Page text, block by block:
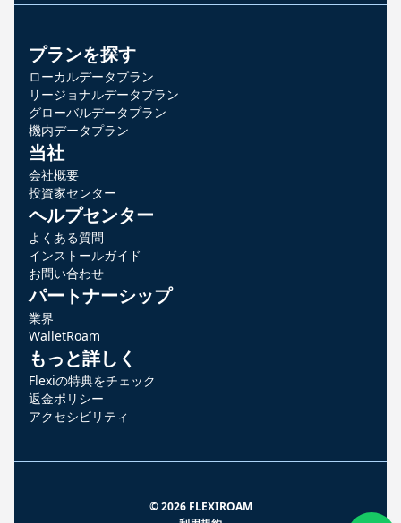
プランを探す
ローカルデータプラン
リージョナルデータプラン
グローバルデータプラン
機内データプラン
当社
会社概要
投資家センター
ヘルプセンター
よくある質問
インストールガイド
お問い合わせ
パートナーシップ
業界
WalletRoam
もっと詳しく
Flexiの特典をチェック
返金ポリシー
アクセシビリティ
© 2026 FLEXIROAM